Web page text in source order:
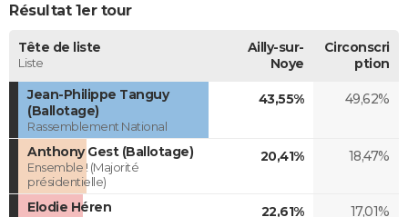
Résultat 1er tour
Tête de liste
Liste
Ailly-sur-
Noye
Circonscri
ption
Jean-Philippe Tanguy
(Ballotage)
Rassemblement National
43,55% 49,62%
Anthony Gest (Ballotage)
Ensemble ! (Majorité
présidentielle)
20,41% 18,47%
Elodie Héren 22,61% 17,01%